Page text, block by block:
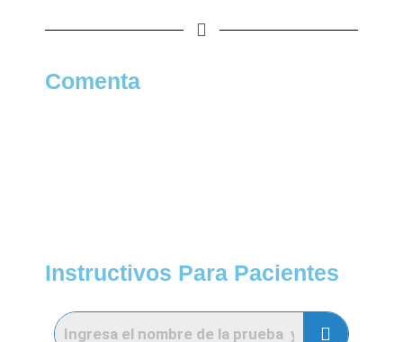
Comenta
Instructivos Para Pacientes